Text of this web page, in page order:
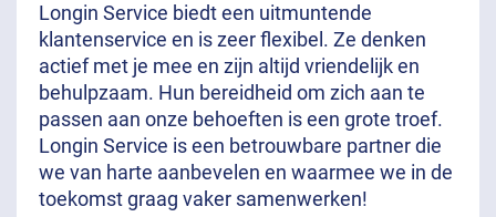
Longin Service biedt een uitmuntende
klantenservice en is zeer flexibel. Ze denken
actief met je mee en zijn altijd vriendelijk en
behulpzaam. Hun bereidheid om zich aan te
passen aan onze behoeften is een grote troef.
Longin Service is een betrouwbare partner die
we van harte aanbevelen en waarmee we in de
toekomst graag vaker samenwerken!